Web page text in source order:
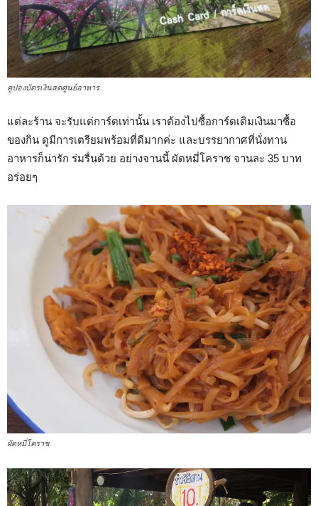
คูปองบัตรเงินสดศูนย์อาหาร
แต่ละร้าน จะรับแต่การ์ดเท่านั้น เราต้องไปซื้อการ์ดเติมเงินมาซื้อ
ของกิน ดูมีการเตรียมพร้อมที่ดีมากค่ะ และบรรยากาศที่นั่งทาน
อาหารก็น่ารัก ร่มรื่นด้วย อย่างจานนี้ ผัดหมี่โคราช จานละ 35 บาท
อร่อยๆ
ผัดหมี่โคราช